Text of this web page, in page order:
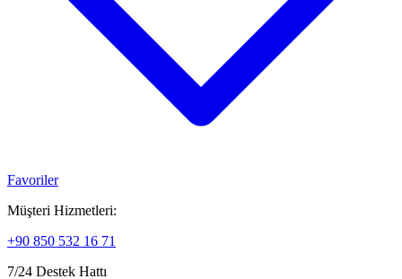
Favoriler
Müşteri Hizmetleri:
+90 850 532 16 71
7/24 Destek Hattı